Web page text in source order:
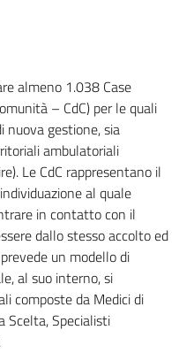
almeno 1.038 Case
– CdC) per le quali
gestione, sia
ambulatoriali
Le CdC rappresentano il
al quale
in contatto con il
dallo stesso accolto ed
un modello di
al suo interno, si
composte da Medici di
Scelta, Specialisti